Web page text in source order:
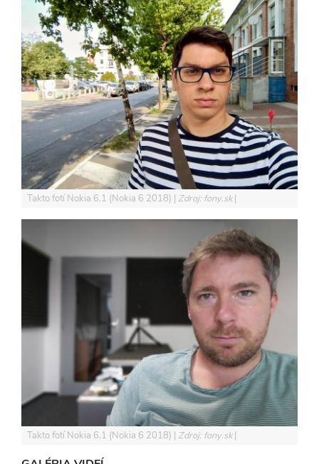
Takto fotí Nokia 6.1 (Nokia 6 2018) Zdroj: fony.sk
Takto fotí Nokia 6.1 (Nokia 6 2018) Zdroj: fony.sk